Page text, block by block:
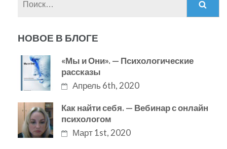
НОВОЕ В БЛОГЕ
«Мы и Они». — Психологические
рассказы
Апрель 6th, 2020
Как найти себя. — Вебинар с онлайн
психологом
Март 1st, 2020